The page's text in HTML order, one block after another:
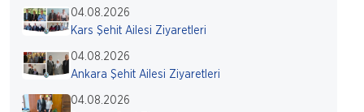
04.08.2026
Kars Şehit Ailesi Ziyaretleri
04.08.2026
Ankara Şehit Ailesi Ziyaretleri
04.08.2026